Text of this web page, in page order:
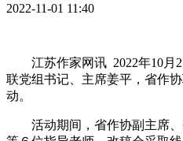
2022-11-01 11:40
江苏作家网讯 2022年10
联党组书记、主席姜平，省作
动。
活动期间，省作协副主席、